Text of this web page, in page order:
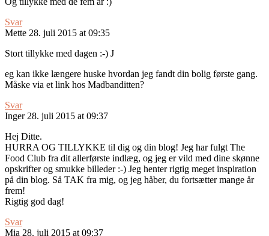
Svar
Mette 28. juli 2015 at 09:35
Stort tillykke med dagen :-) J
eg kan ikke længere huske hvordan jeg fandt din bolig første gang.
Måske via et link hos Madbanditten?
Svar
Inger 28. juli 2015 at 09:37
Hej Ditte.
HURRA OG TILLYKKE til dig og din blog! Jeg har fulgt The
Food Club fra dit allerførste indlæg, og jeg er vild med dine skønne
opskrifter og smukke billeder :-) Jeg henter rigtig meget inspiration
på din blog. Så TAK fra mig, og jeg håber, du fortsætter mange år
frem!
Rigtig god dag!
Svar
Mia 28. juli 2015 at 09:37